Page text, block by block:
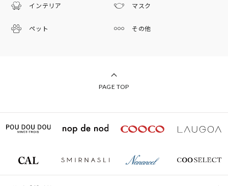
インテリア マスク
ペット その他
PAGE TOP